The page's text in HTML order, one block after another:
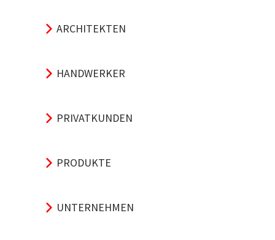
ARCHITEKTEN
HANDWERKER
PRIVATKUNDEN
PRODUKTE
UNTERNEHMEN